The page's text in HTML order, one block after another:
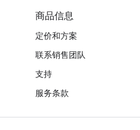
商品信息
定价和方案
联系销售团队
支持
服务条款